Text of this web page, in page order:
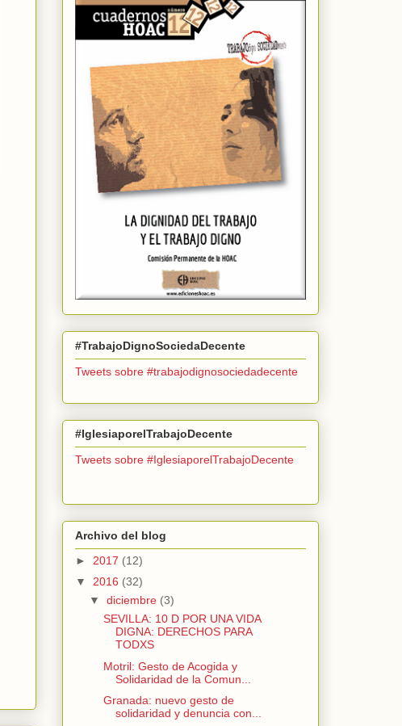
#TrabajoDignoSociedaDecente
Tweets sobre #trabajodignosociedadecente
#IglesiaporelTrabajoDecente
Tweets sobre #IglesiaporelTrabajoDecente
Archivo del blog
► 2017 (12)
▼ 2016 (32)
▼ diciembre (3)
SEVILLA: 10 D POR UNA VIDA
DIGNA: DERECHOS PARA
TODXS
Motril: Gesto de Acogida y
Solidaridad de la Comun...
Granada: nuevo gesto de
solidaridad y denuncia con...